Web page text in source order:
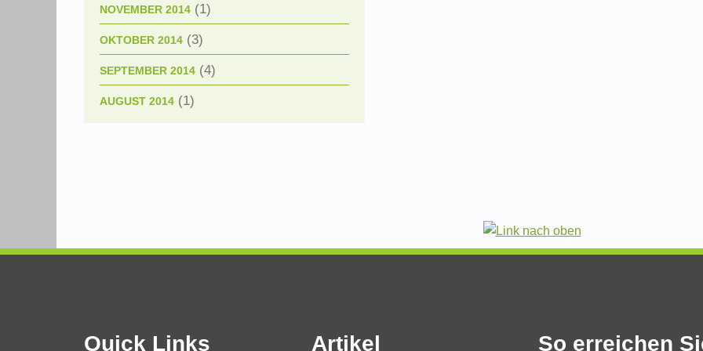
NOVEMBER 2014 (1)
OKTOBER 2014 (3)
SEPTEMBER 2014 (4)
AUGUST 2014 (1)
Quick Links Artikel So erreichen